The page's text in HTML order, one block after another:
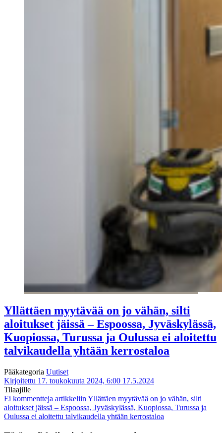
Yllättäen myytävää on jo vähän, silti
aloitukset jäissä – Espoossa, Jyväskylässä,
Kuopiossa, Turussa ja Oulussa ei aloitettu
talvikaudella yhtään kerrostaloa
Pääkategoria Uutiset
Kirjoitettu 17. toukokuuta 2024, 6:00 17.5.2024
Tilaajille
Ei kommentteja artikkeliin Yllättäen myytävää on jo vähän, silti
aloitukset jäissä – Espoossa, Jyväskylässä, Kuopiossa, Turussa ja
Oulussa ei aloitettu talvikaudella yhtään kerrostaloa